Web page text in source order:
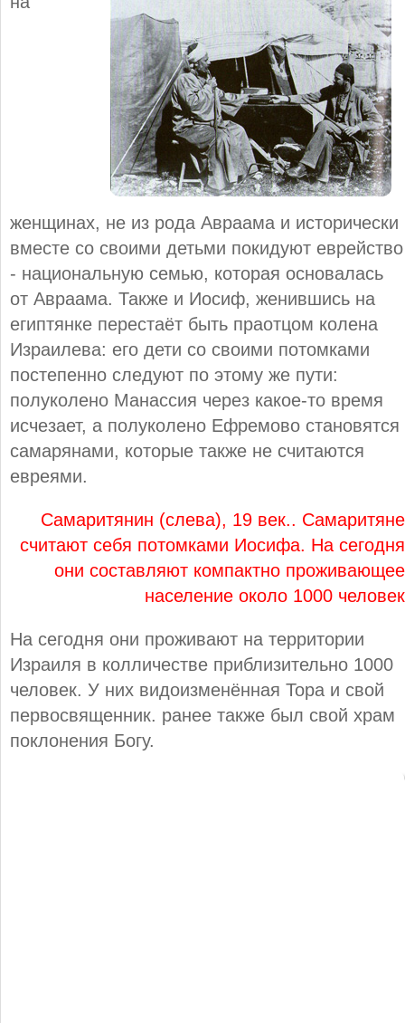
женщинах, не из рода Авраама и исторически
вместе со своими детьми покидуют еврейство
- национальную семью, которая основалась
от Авраама. Также и Иосиф, женившись на
египтянке перестаёт быть праотцом колена
Израилева: его дети со своими потомками
постепенно следуют по этому же пути:
полуколено Манассия через какое-то время
исчезает, а полуколено Ефремово становятся
самарянами, которые также не считаются
евреями.
Самаритянин (слева), 19 век.. Самаритяне
считают себя потомками Иосифа. На сегодня
они составляют компактно проживающее
население около 1000 человек
На сегодня они проживают на территории
Израиля в колличестве приблизительно 1000
человек. У них видоизменённая Тора и свой
первосвященник. ранее также был свой храм
поклонения Богу.